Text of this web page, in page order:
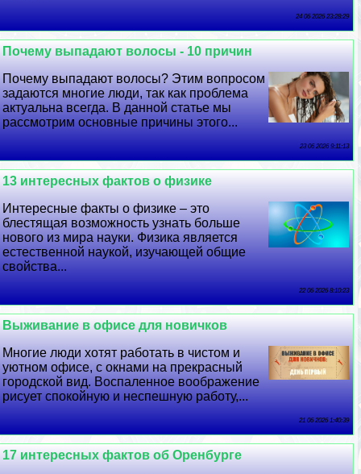
24 06 2026 23:28:29
Почему выпадают волосы - 10 причин
Почему выпадают волосы? Этим вопросом
задаются многие люди, так как проблема
актуальна всегда. В данной статье мы
рассмотрим основные причины этого...
23 06 2026 9:11:13
13 интересных фактов о физике
Интересные факты о физике – это
блестящая возможность узнать больше
нового из мира науки. Физика является
естественной наукой, изучающей общие
свойства...
22 06 2026 8:10:23
Выживание в офисе для новичков
Многие люди хотят работать в чистом и
уютном офисе, с окнами на прекрасный
городской вид. Воспаленное воображение
рисует спокойную и неспешную работу,...
21 06 2026 1:40:39
17 интересных фактов об Оренбурге